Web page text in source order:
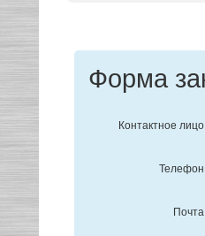
Форма
Контактное